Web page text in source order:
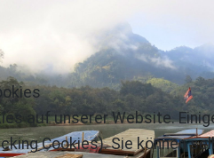
auf unserer Website.
Cookies). Sie können